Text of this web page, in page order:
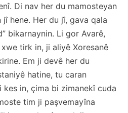
Di nav her du mamosteyan
hene. Her du jî, gava qala
bikarnaynin. Li gor Avarê,
tirk in, ji aliyê Xoresanê
Em ji devê her du
hatine, tu caran
in, çima bi zimanekî cuda
tim ji paşvemayîna